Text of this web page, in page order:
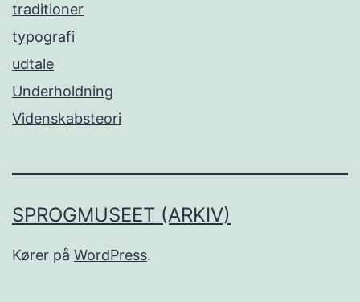
traditioner
typografi
udtale
Underholdning
Videnskabsteori
SPROGMUSEET (ARKIV)
Kører på WordPress.